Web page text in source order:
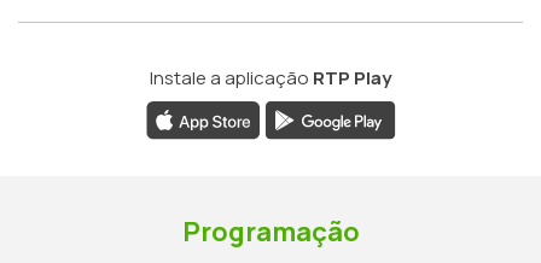
Instale a aplicação RTP Play
Programação